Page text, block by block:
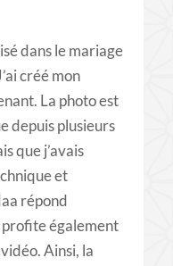
dans le mariage
créé mon
La photo est
depuis plusieurs
que j’avais
et
répond
profite également
Ainsi, la